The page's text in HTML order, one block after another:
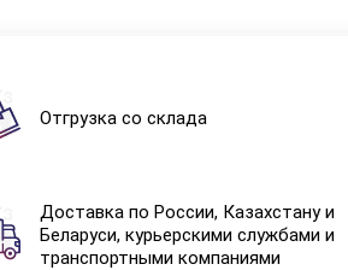
Отгрузка со склада
Доставка по России, Казахстану и
Беларуси, курьерскими службами и
транспортными компаниями